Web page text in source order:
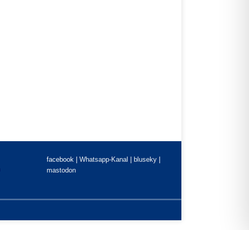
facebook | Whatsapp-Kanal bluseky|
mastodon